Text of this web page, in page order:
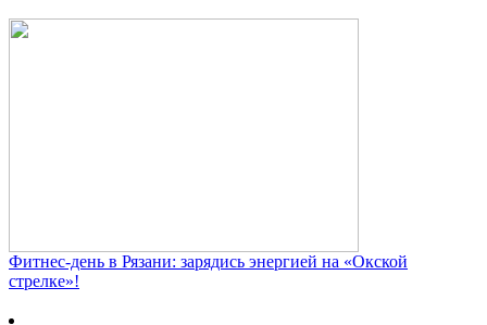
Фитнес‑день в Рязани: зарядись энергией на «Окской
стрелке»!